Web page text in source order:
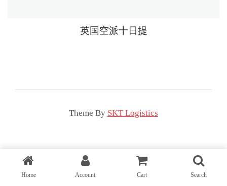
英国空派十日提
Theme By SKT Logistics
Home Account Cart Search